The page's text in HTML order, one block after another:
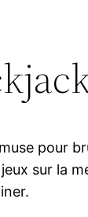
pour
sur la